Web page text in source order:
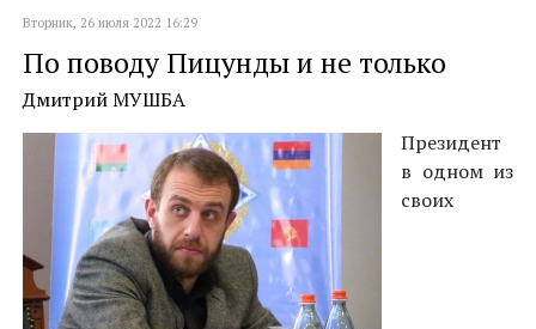
Вторник, 26 июля 2022 16:29
По поводу Пицунды и не только
Дмитрий МУШБА
Президент
в одном из
своих